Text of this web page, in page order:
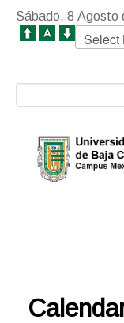
Sábado, 8 Agosto